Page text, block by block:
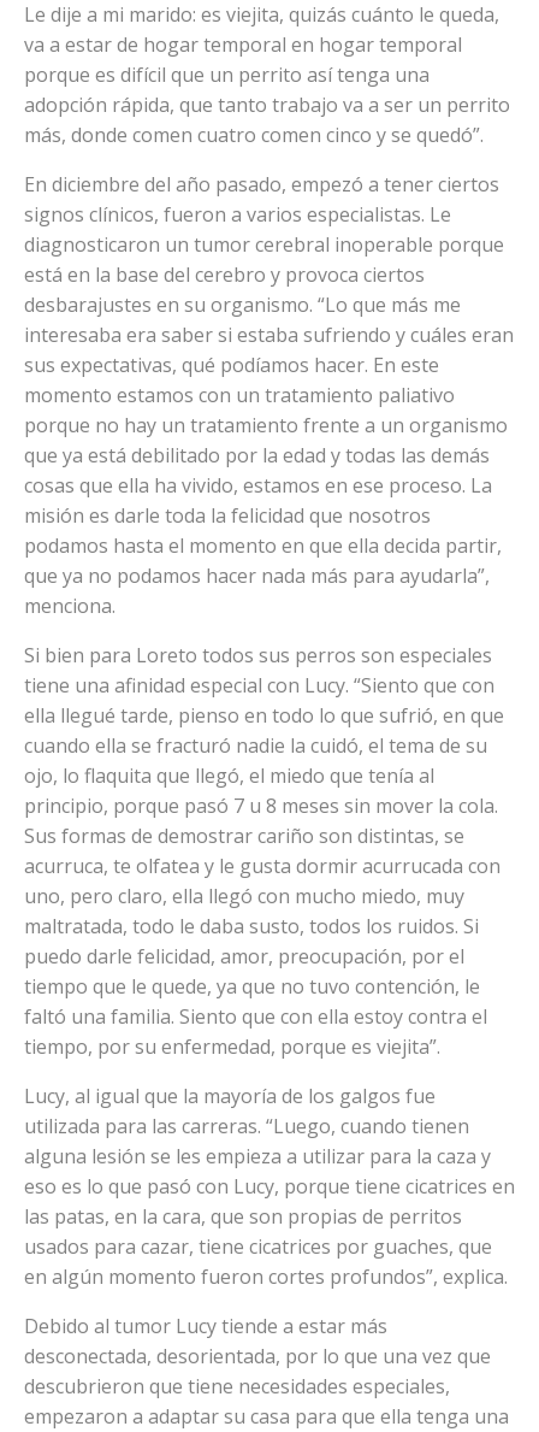
Le dije a mi marido: es viejita, quizás cuánto le queda,
va a estar de hogar temporal en hogar temporal
porque es difícil que un perrito así tenga una
adopción rápida, que tanto trabajo va a ser un perrito
más, donde comen cuatro comen cinco y se quedó”.
En diciembre del año pasado, empezó a tener ciertos
signos clínicos, fueron a varios especialistas. Le
diagnosticaron un tumor cerebral inoperable porque
está en la base del cerebro y provoca ciertos
desbarajustes en su organismo. “Lo que más me
interesaba era saber si estaba sufriendo y cuáles eran
sus expectativas, qué podíamos hacer. En este
momento estamos con un tratamiento paliativo
porque no hay un tratamiento frente a un organismo
que ya está debilitado por la edad y todas las demás
cosas que ella ha vivido, estamos en ese proceso. La
misión es darle toda la felicidad que nosotros
podamos hasta el momento en que ella decida partir,
que ya no podamos hacer nada más para ayudarla”,
menciona.
Si bien para Loreto todos sus perros son especiales
tiene una afinidad especial con Lucy. “Siento que con
ella llegué tarde, pienso en todo lo que sufrió, en que
cuando ella se fracturó nadie la cuidó, el tema de su
ojo, lo flaquita que llegó, el miedo que tenía al
principio, porque pasó 7 u 8 meses sin mover la cola.
Sus formas de demostrar cariño son distintas, se
acurruca, te olfatea y le gusta dormir acurrucada con
uno, pero claro, ella llegó con mucho miedo, muy
maltratada, todo le daba susto, todos los ruidos. Si
puedo darle felicidad, amor, preocupación, por el
tiempo que le quede, ya que no tuvo contención, le
faltó una familia. Siento que con ella estoy contra el
tiempo, por su enfermedad, porque es viejita”.
Lucy, al igual que la mayoría de los galgos fue
utilizada para las carreras. “Luego, cuando tienen
alguna lesión se les empieza a utilizar para la caza y
eso es lo que pasó con Lucy, porque tiene cicatrices en
las patas, en la cara, que son propias de perritos
usados para cazar, tiene cicatrices por guaches, que
en algún momento fueron cortes profundos”, explica.
Debido al tumor Lucy tiende a estar más
desconectada, desorientada, por lo que una vez que
descubrieron que tiene necesidades especiales,
empezaron a adaptar su casa para que ella tenga una